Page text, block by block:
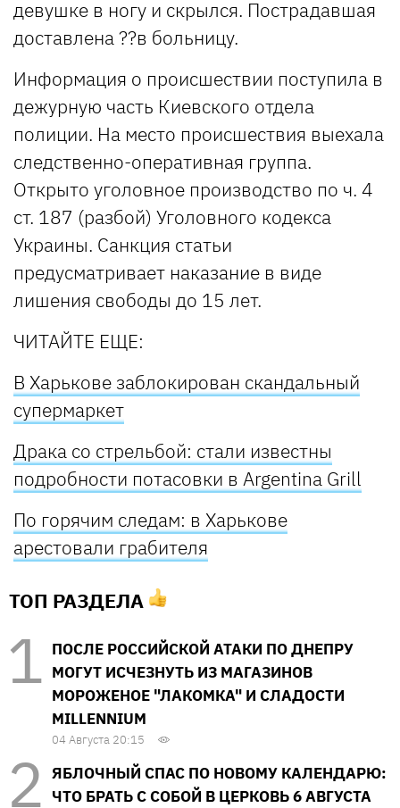
девушке в ногу и скрылся. Пострадавшая
доставлена ??в больницу.
Информация о происшествии поступила в
дежурную часть Киевского отдела
полиции. На место происшествия выехала
следственно-оперативная группа.
Открыто уголовное производство по ч. 4
ст. 187 (разбой) Уголовного кодекса
Украины. Санкция статьи
предусматривает наказание в виде
лишения свободы до 15 лет.
ЧИТАЙТЕ ЕЩЕ:
В Харькове заблокирован скандальный
супермаркет
Драка со стрельбой: стали известны
подробности потасовки в Argentina Grill
По горячим следам: в Харькове
арестовали грабителя
ТОП РАЗДЕЛА
ПОСЛЕ РОССИЙСКОЙ АТАКИ ПО ДНЕПРУ
МОГУТ ИСЧЕЗНУТЬ ИЗ МАГАЗИНОВ
МОРОЖЕНОЕ "ЛАКОМКА" И СЛАДОСТИ
MILLENNIUM
04 Августа 20:15
ЯБЛОЧНЫЙ СПАС ПО НОВОМУ КАЛЕНДАРЮ:
ЧТО БРАТЬ С СОБОЙ В ЦЕРКОВЬ 6 АВГУСТА